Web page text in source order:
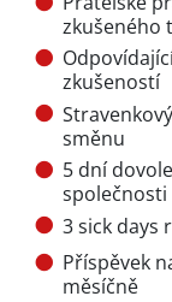
zkušeného
zkušeností
směnu
5 dní
společnosti
3 sick days
Příspěvek
měsíčně